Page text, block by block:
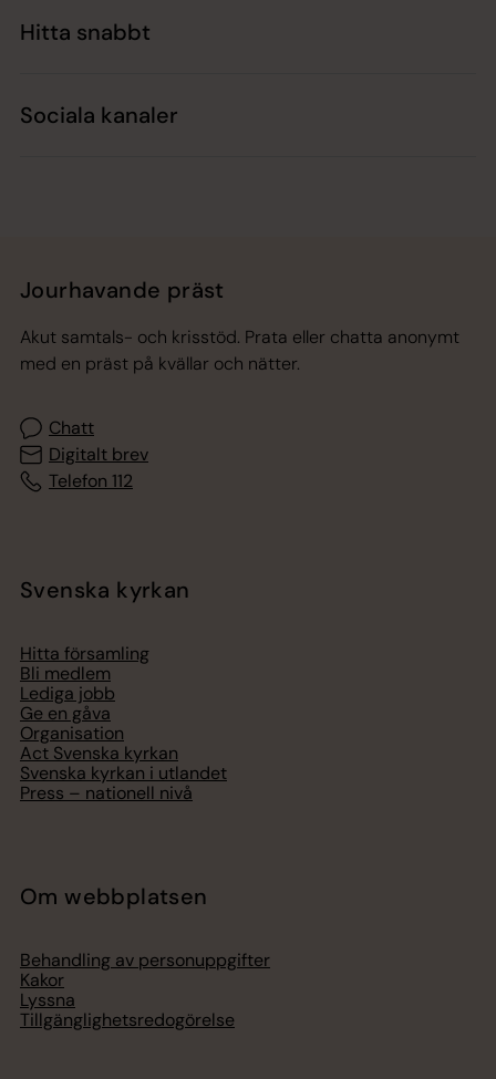
Hitta snabbt
Sociala kanaler
Jourhavande präst
Akut samtals- och krisstöd. Prata eller chatta anonymt
med en präst på kvällar och nätter.
Chatt
Digitalt brev
Telefon 112
Svenska kyrkan
Hitta församling
Bli medlem
Lediga jobb
Ge en gåva
Organisation
Act Svenska kyrkan
Svenska kyrkan i utlandet
Press – nationell nivå
Om webbplatsen
Behandling av personuppgifter
Kakor
Lyssna
Tillgänglighetsredogörelse